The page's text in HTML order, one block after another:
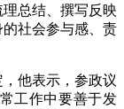
总结、撰写反映
社会参与感、责
他表示，参政议
工作中要善于发